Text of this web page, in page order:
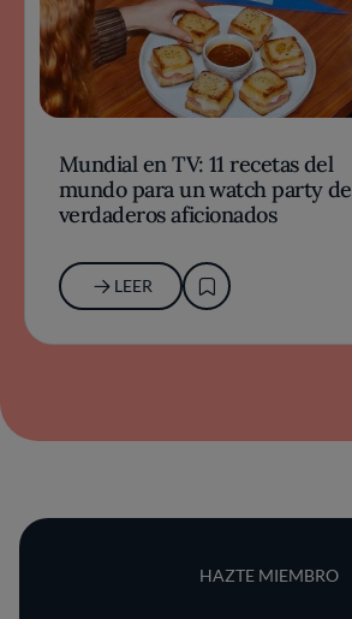
Mundial en TV: 11 recetas del
mundo para un watch party de
verdaderos aficionados
LEER
HAZTE MIEMBRO